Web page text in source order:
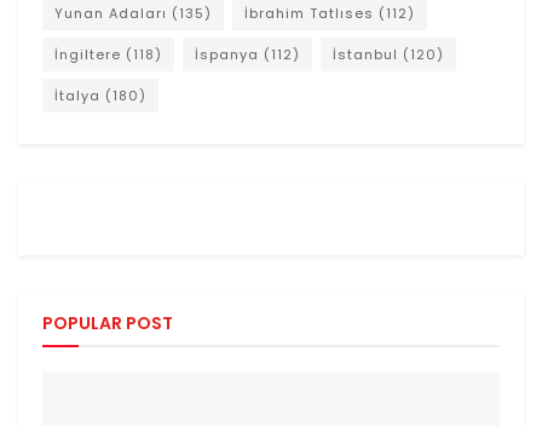
Yunan Adaları (135) İbrahim Tatlıses (112)
İngiltere (118) İspanya (112) İstanbul (120)
İtalya (180)
POPULAR POST